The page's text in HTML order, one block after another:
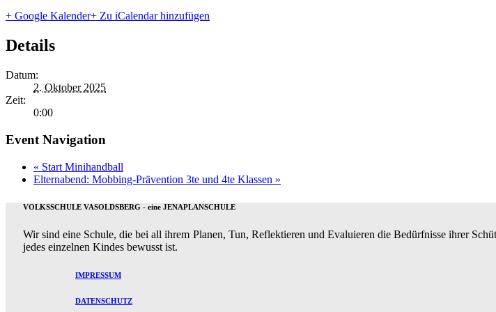
+ Google Kalender+ Zu iCalendar hinzufügen
Details
Datum:
2. Oktober 2025
Zeit:
0:00
Event Navigation
« Start Minihandball
Elternabend: Mobbing-Prävention 3te und 4te Klassen »
VOLKSSCHULE VASOLDSBERG - eine JENAPLANSCHULE
Wir sind eine Schule, die bei all ihrem Planen, Tun, Reflektieren und Evaluieren die Bedürfnisse ihrer
jedes einzelnen Kindes bewusst ist.
IMPRESSUM
DATENSCHUTZ